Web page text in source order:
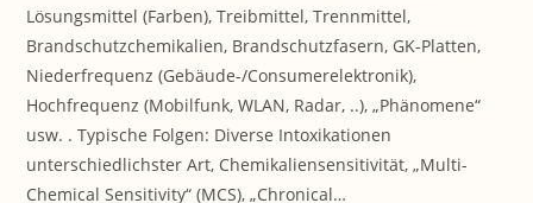
Lösungsmittel (Farben), Treibmittel, Trennmittel,
Brandschutzchemikalien, Brandschutzfasern, GK-Platten,
Niederfrequenz (Gebäude-/Consumerelektronik),
Hochfrequenz (Mobilfunk, WLAN, Radar, ..), „Phänomene“
usw. . Typische Folgen: Diverse Intoxikationen
unterschiedlichster Art, Chemikaliensensitivität, „Multi-
Chemical Sensitivity“ (MCS), „Chronical…